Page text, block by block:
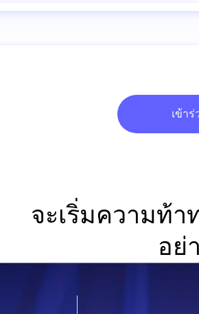
เข้า
จะเริ่มความท้
อย่